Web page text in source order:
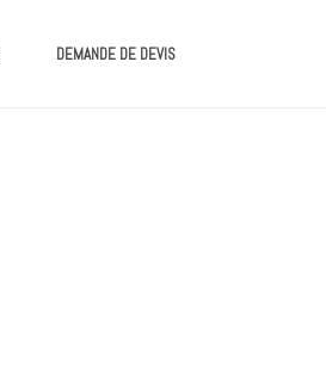
DEMANDE DE DEVIS